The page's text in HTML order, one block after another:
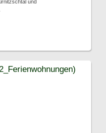
und